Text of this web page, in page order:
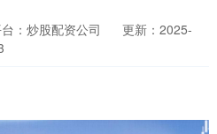
：炒股配资公司
更新：2025-